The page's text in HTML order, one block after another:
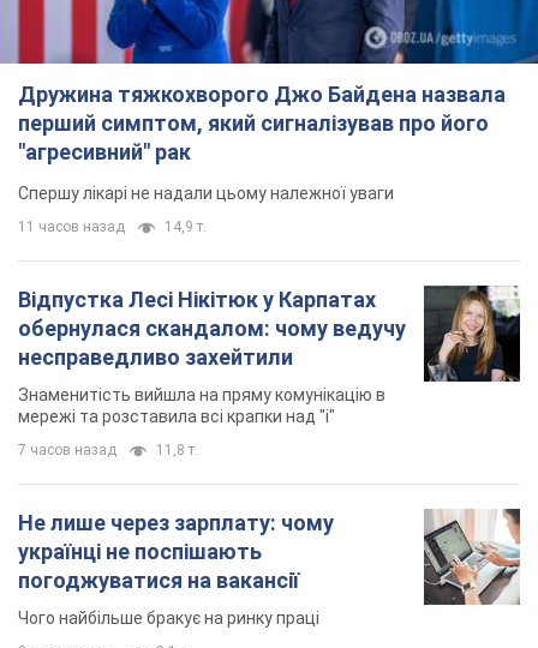
Відпустка Лесі Нікітюк у Карпатах
обернулася скандалом: чому ведучу
несправедливо захейтили
Знаменитість вийшла на пряму комунікацію в
Не лише через зарплату: чому
українці не поспішають
погоджуватися на вакансії
9 часов назад 3,1 т.